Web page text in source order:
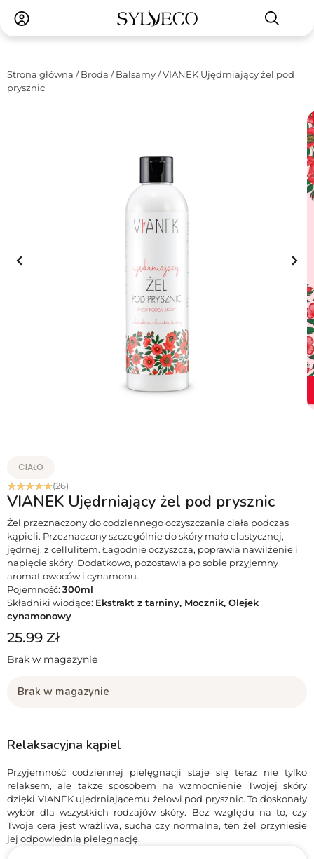
Strona główna /Broda /Balsamy/ VIANEK Ujędrniający żel pod
prysznic
CIAŁO
☆☆☆☆☆(26)
VIANEK Ujędrniający żel pod prysznic
Żel przeznaczony do codziennego oczyszczania ciała podczas
kąpieli. Przeznaczony szczególnie do skóry mało elastycznej,
jędrnej, z cellulitem. Łagodnie oczyszcza, poprawia nawilżenie i
napięcie skóry. Dodatkowo, pozostawia po sobie przyjemny
aromat owoców i cynamonu.
Pojemność: 300ml
Składniki wiodące: Ekstrakt z tarniny, Mocznik, Olejek
cynamonowy
25.99 Zł
Brak w magazynie
Brak w magazynie
Relaksacyjna kąpiel
Przyjemność codziennej pielęgnacji staje się teraz nie tylko
relaksem, ale także sposobem na wzmocnienie Twojej skóry
dzięki VIANEK ujędrniającemu żelowi pod prysznic. To doskonały
wybór dla wszystkich rodzajów skóry. Bez względu na to, czy
Twoja cera jest wrażliwa, sucha czy normalna, ten żel przyniesie
jej odpowiednią pielęgnację.